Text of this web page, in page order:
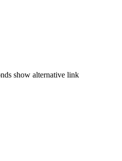
show alternative link